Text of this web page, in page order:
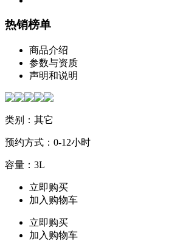
热销榜单
商品介绍
参数与资质
声明和说明
类别：其它
预约方式：0-12小时
容量：3L
立即购买
加入购物车
立即购买
加入购物车